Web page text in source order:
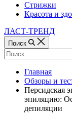
Стрижки
Красота и
ЛАСТ-ТРЕНД
Поиск
Найти:
Главная
Обзоры и
Персидская
эпиляцию:
депиляции